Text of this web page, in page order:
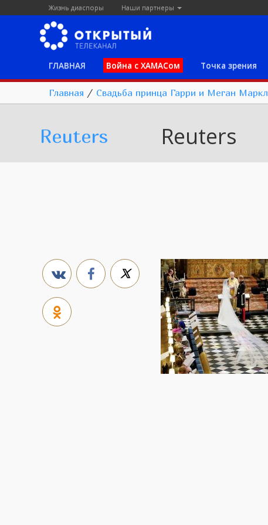
Жизнь диаспоры Наши партнеры
ГЛАВНАЯ Война с ХАМАСом Точка зрения
Главная / Свадьба принца Гарри и Меган Маркл
Reuters Reuters